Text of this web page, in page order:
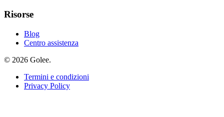
Risorse
Blog
Centro assistenza
© 2026 Golee.
Termini e condizioni
Privacy Policy